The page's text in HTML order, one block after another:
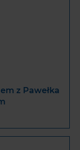
z Pawełka